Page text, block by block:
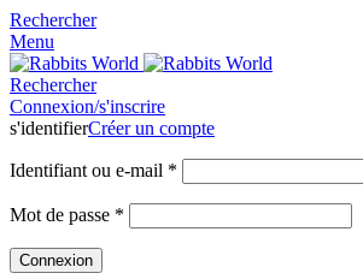
Rechercher
Menu
Rechercher
Connexion/s'inscrire
s'identifierCréer un compte
Identifiant ou e-mail *
Mot de passe *
Connexion